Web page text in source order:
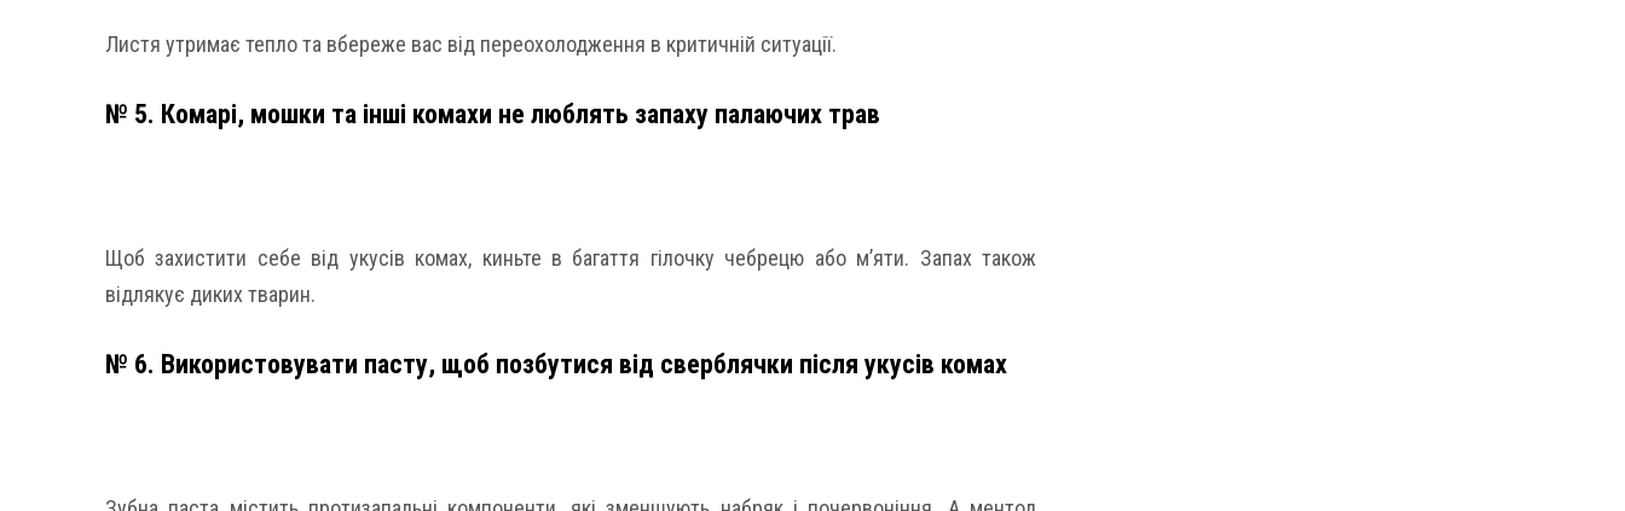
Листя утримає тепло та вбереже вас від переохолодження в критичній ситуації.
№ 5. Комарі, мошки та інші комахи не люблять запаху палаючих трав
Щоб захистити себе від укусів комах, киньте в багаття гілочку чебрецю або м’яти. Запах також
відлякує диких тварин.
№ 6. Використовувати пасту, щоб позбутися від сверблячки після укусів комах